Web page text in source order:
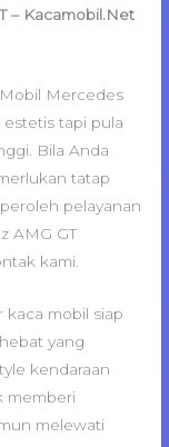
– Kacamobil.Net
Mercedes
estetis tapi pula
Bila Anda
tatap
pelayanan
AMG GT
kami.
kaca mobil siap
yang
kendaraan
memberi
melewati